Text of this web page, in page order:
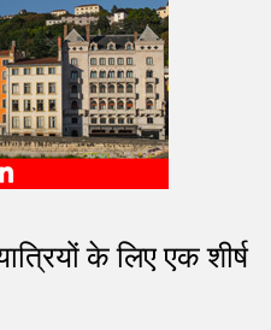
के लिए एक शीर्ष